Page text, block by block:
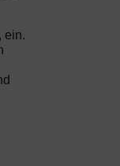
ein.